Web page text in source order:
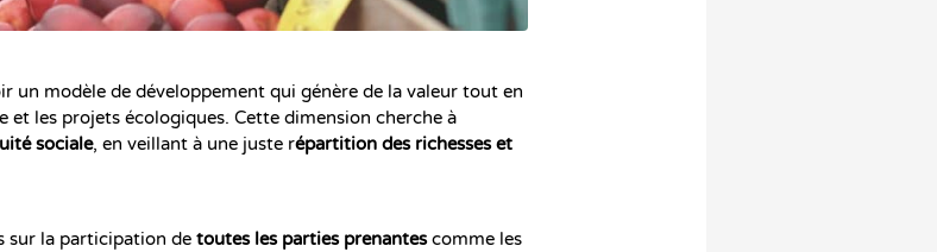
un modèle de développement qui génère de la valeur tout en
les projets écologiques. Cette dimension cherche à
sociale, en veillant à une juste répartition des richesses et
sur la participation de toutes les parties prenantescomme les